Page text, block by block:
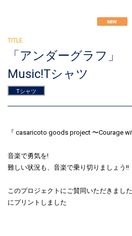
「アンダーグラフ」
Music!Tシャツ
Tシャツ
『 casaricoto goods project 〜Courage
音楽で勇気を!
難しい状況も、音楽で乗り切りましょう!!
このプロジェクトにご賛同いただきまし
にプリントしました